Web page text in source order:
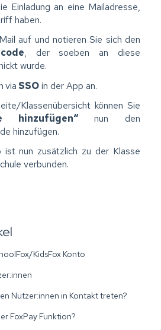
Einladung an eine Mailadresse,
haben.
auf und notieren Sie sich den
, der soeben an diese
wurde.
via SSOin der App an.
Klassenübersicht können Sie
hinzufügen“nun den
hinzufügen.
ist nun zusätzlich zu der Klasse
verbunden.
KidsFox Konto
Nutzer:innen in Kontakt treten?
FoxPay Funktion?